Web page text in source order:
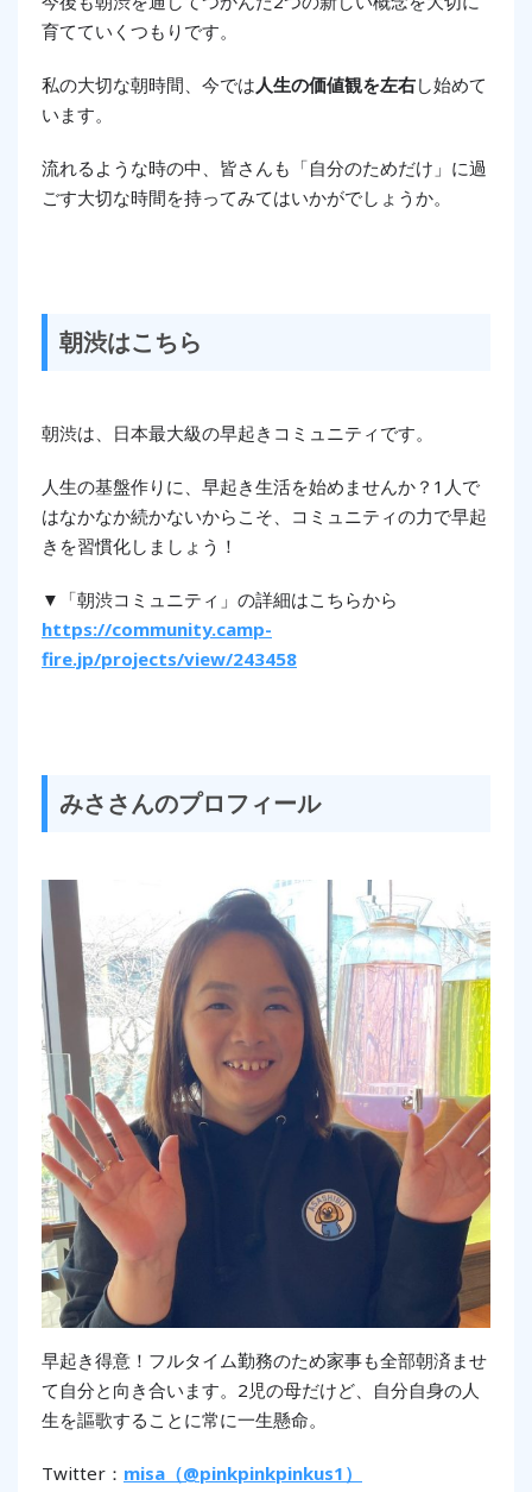
育てていくつもりです。
私の大切な朝時間、今では 人生の価値観を左右し始めて
います。
流れるような時の中、皆さんも「自分のためだけ」に過
ごす大切な時間を持ってみてはいかがでしょうか。
朝渋はこちら
朝渋は、日本最大級の早起きコミュニティです。
人生の基盤作りに、早起き生活を始めませんか？1人で
はなかなか続かないからこそ、コミュニティの力で早起
きを習慣化しましょう！
▼「朝渋コミュニティ」の詳細はこちらから
https://community.camp-
fire.jp/projects/view/243458
みささんのプロフィール
早起き得意！フルタイム勤務のため家事も全部朝済ませ
て自分と向き合います。2児の母だけど、自分自身の人
生を謳歌することに常に一生懸命。
Twitter： misa（@pinkpinkpinkus1）